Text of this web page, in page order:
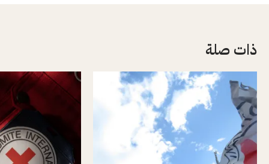
ذات صلة